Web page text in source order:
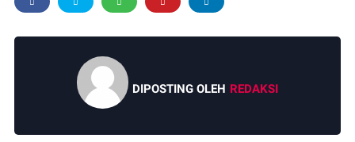
DIPOSTING OLEH REDAKSI